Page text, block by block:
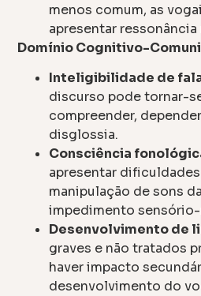
menos comum, as
apresentar
Domínio Cognitivo-
Inteligibilidade de
discurso pode tornar-
compreender,
disglossia.
Consciência
apresentar
manipulação de sons
impedimento
Desenvolvimento de
graves e não tratados
haver impacto
desenvolvimento do